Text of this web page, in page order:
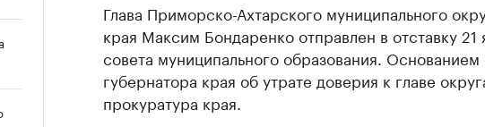
Глава Приморско-Ахтарского муниципального
края Максим Бондаренко отправлен в отставку
совета муниципального образования. Основанием
губернатора края об утрате доверия к главе
прокуратура края.